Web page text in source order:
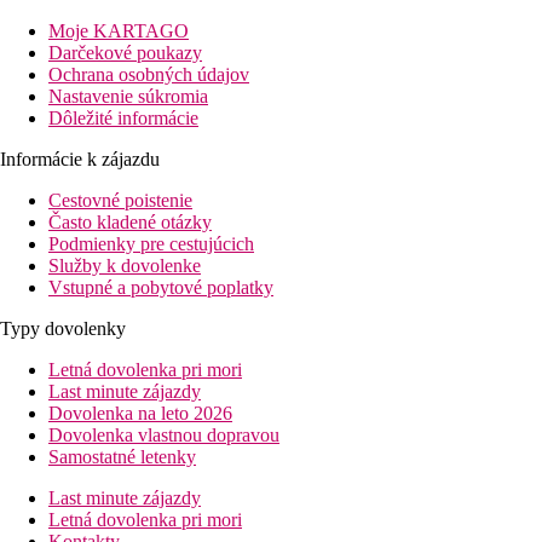
Vzdialenosť
Pláž: 80 m
Letisko: 65 km
Nákupné možnosti: 50 m
Popis izby
Dvojlôžková izba
trezor (za poplatok)
minichladnička
klimatizácia
TV/sat
telefón
balkón alebo terasa
Ostatné typy izieb(pokiaľ nie je uvedené inak, majú izby
vyššie uvedené vybavenie).
výhodná lokácia v rámci hotela.
Dvojposteľová izba, Výhľad smerom k
Moje KARTAGO
Darčekové poukazy
Ochrana osobných údajov
Nastavenie súkromia
Dôležité informácie
Informácie k zájazdu
Cestovné poistenie
Často kladené otázky
Podmienky pre cestujúcich
Služby k dovolenke
Vstupné a pobytové poplatky
Typy dovolenky
Letná dovolenka pri mori
Last minute zájazdy
Dovolenka na leto 2026
Dovolenka vlastnou dopravou
Samostatné letenky
Last minute zájazdy
Letná dovolenka pri mori